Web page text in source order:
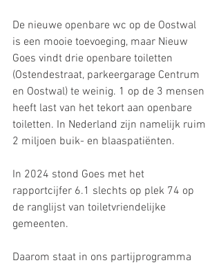
De nieuwe openbare wc op de Oostwal
is een mooie toevoeging, maar Nieuw
Goes vindt drie openbare toiletten
(Ostendestraat, parkeergarage Centrum
en Oostwal) te weinig. 1 op de 3 mensen
heeft last van het tekort aan openbare
toiletten. In Nederland zijn namelijk ruim
2 miljoen buik- en blaaspatiënten.
In 2024 stond Goes met het
rapportcijfer 6.1 slechts op plek 74 op
de ranglijst van toiletvriendelijke
gemeenten.
Daarom staat in ons partijprogramma